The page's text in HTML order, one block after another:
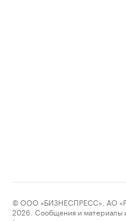
© ООО «БИЗНЕСПРЕСС», АО
2026. Сообщения и материалы